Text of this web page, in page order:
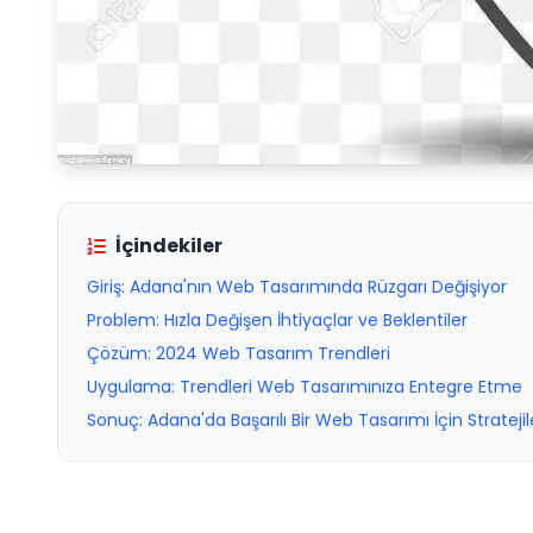
İçindekiler
Giriş: Adana'nın Web Tasarımında Rüzgarı Değişiyor
Problem: Hızla Değişen İhtiyaçlar ve Beklentiler
Çözüm: 2024 Web Tasarım Trendleri
Uygulama: Trendleri Web Tasarımınıza Entegre Etme
Sonuç: Adana'da Başarılı Bir Web Tasarımı İçin